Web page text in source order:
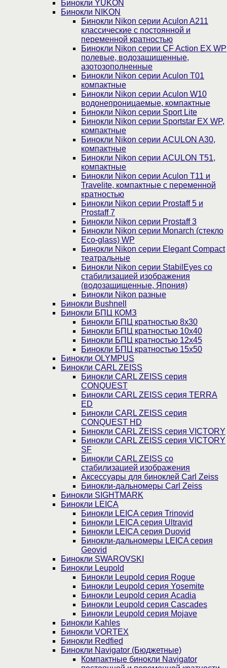
Бинокли YUKON
Бинокли NIKON
Бинокли Nikon серии Aculon A211
классические с постоянной и
переменной кратностью
Бинокли Nikon серии СF Action EX WP
полевые, водозащищенные,
азотозополненные
Бинокли Nikon серии Aculon T01
компактные
Бинокли Nikon серии Aculon W10
водонепроницаемые, компактные
Бинокли Nikon серии Sport Lite
Бинокли Nikon серии Sportstar EX WP,
компактные
Бинокли Nikon серии ACULON A30,
компактные
Бинокли Nikon серии ACULON Т51,
компактные
Бинокли Nikon серии Aculon T11 и
Travelite, компактные с переменной
кратностью
Бинокли Nikon серии Prostaff 5 и
Prostaff 7
Бинокли Nikon серии Prostaff 3
Бинокли Nikon серии Monarch (стекло
Eco-glass) WP
Бинокли Nikon серии Elegant Compact
театральные
Бинокли Nikon серии StabilEyes со
стабилизацией изображения
(водозащищенные, Япония)
Бинокли Nikon разные
Бинокли Bushnell
Бинокли БПЦ КОМЗ
Бинокли БПЦ кратностью 8х30
Бинокли БПЦ кратностью 10х40
Бинокли БПЦ кратностью 12х45
Бинокли БПЦ кратностью 15х50
Бинокли OLYMPUS
Бинокли CARL ZEISS
Бинокли CARL ZEISS серия
CONQUEST
Бинокли CARL ZEISS серия TERRA
ED
Бинокли CARL ZEISS серия
CONQUEST HD
Бинокли CARL ZEISS серия VICTORY
Бинокли CARL ZEISS серия VICTORY
SF
Бинокли CARL ZEISS со
стабилизацией изображения
Аксессуары для биноклей Carl Zeiss
Бинокли-дальномеры Carl Zeiss
Бинокли SIGHTMARK
Бинокли LEICA
Бинокли LEICA серия Trinovid
Бинокли LEICA серия Ultravid
Бинокли LEICA серия Duovid
Бинокли-дальномеры LEICA серия
Geovid
Бинокли SWAROVSKI
Бинокли Leupold
Бинокли Leupold серия Rogue
Бинокли Leupold серия Yosemite
Бинокли Leupold серия Acadia
Бинокли Leupold серия Cascades
Бинокли Leupold серия Mojave
Бинокли Kahles
Бинокли VORTEX
Бинокли Redfied
Бинокли Navigator (Бюджетные)
Компактные бинокли Navigator